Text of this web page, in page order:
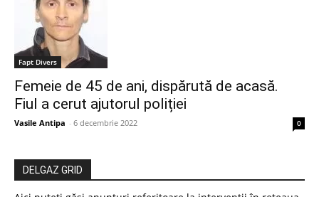
Fapt Divers
Femeie de 45 de ani, dispărută de acasă.
Fiul a cerut ajutorul poliției
Vasile Antipa - 6 decembrie 2022 0
DELGAZ GRID